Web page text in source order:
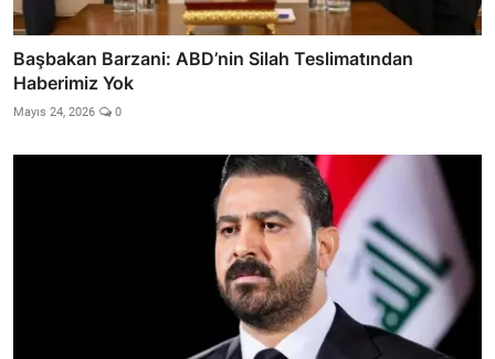
Başbakan Barzani: ABD’nin Silah Teslimatından
Haberimiz Yok
Mayıs 24, 2026 0